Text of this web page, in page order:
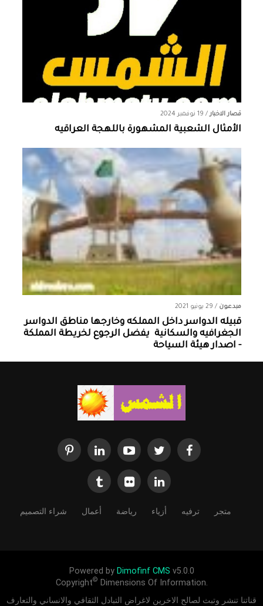
قصار الاخبار/ 19 نوفمبر 2024
الأمثال الشعبية المشهورة باللهجة العراقيه
مبدعون / 29 يونيو 2021
قبيله الدواسر داخل المملكه وخارجها ‏مناطق الدواسر
الجغرافيه والسكانية ‏ يفضل الرجوع لخريطة المملكة
- اصدار هيئة السياحة
متجر ترفيه أزياء رياضة أعمال شراء التصميم
Powered by Dimofinf CMS v5.0.0
Copyright© Dimensions Of Information.
قناتنا تنشر وتبث لصالح الاخرين لاغراض التبادل الثقافي والانساني والتعارف